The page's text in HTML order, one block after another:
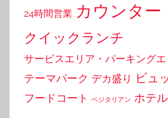
24時間営業 カウンター
クイックランチ
サービスエリア・パーキングエ
テーマパーク デカ盛り ビュ
フードコート ベジタリアン ホテ